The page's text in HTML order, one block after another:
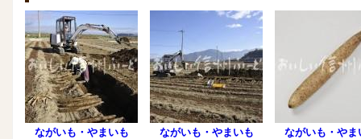
ながいも・やまいも
ながいも・やまいも
ながいも・やま